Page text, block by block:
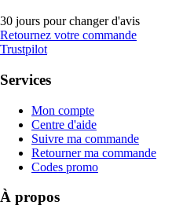
30 jours pour changer d'avis
Retournez votre commande
Trustpilot
Services
Mon compte
Centre d'aide
Suivre ma commande
Retourner ma commande
Codes promo
À propos